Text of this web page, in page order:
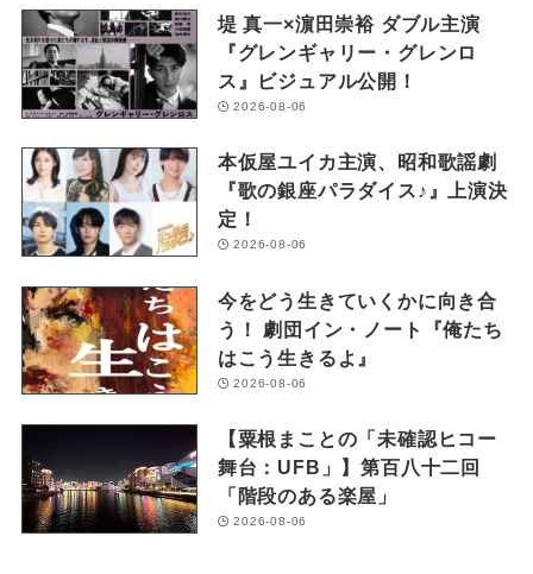
堤 真一×濵田崇裕 ダブル主演
『グレンギャリー・グレンロ
ス』ビジュアル公開！
2026-08-06
本仮屋ユイカ主演、昭和歌謡劇
『歌の銀座パラダイス♪』上演決
定！
2026-08-06
今をどう生きていくかに向き合
う！ 劇団イン・ノート『俺たち
はこう生きるよ』
2026-08-06
【粟根まことの「未確認ヒコー
舞台：UFB」】第百八十二回
「階段のある楽屋」
2026-08-06